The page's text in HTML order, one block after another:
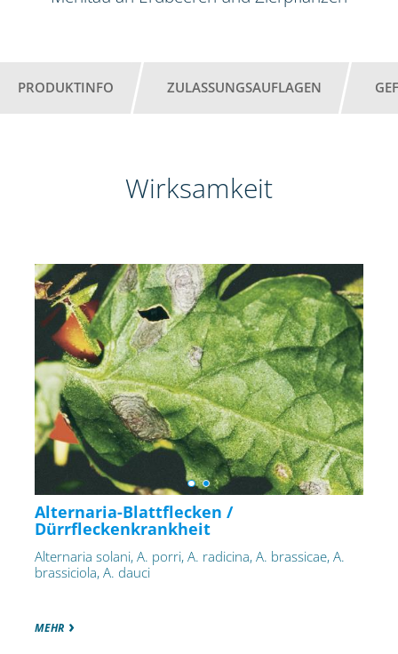
PRODUKTINFO ZULASSUNGSAUFLAGEN
Wirksamkeit
Alternaria-Blattflecken /
Dürrfleckenkrankheit
Alternaria solani, A. porri, A. radicina, A. brassicae, A.
brassiciola, A. dauci
MEHR